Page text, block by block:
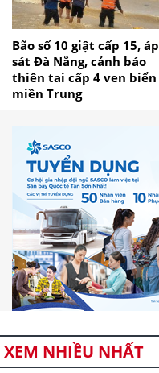
Bão số 10 giật cấp 15, áp
sát Đà Nẵng, cảnh báo
thiên tai cấp 4 ven biển
miền Trung
XEM NHIỀU NHẤT